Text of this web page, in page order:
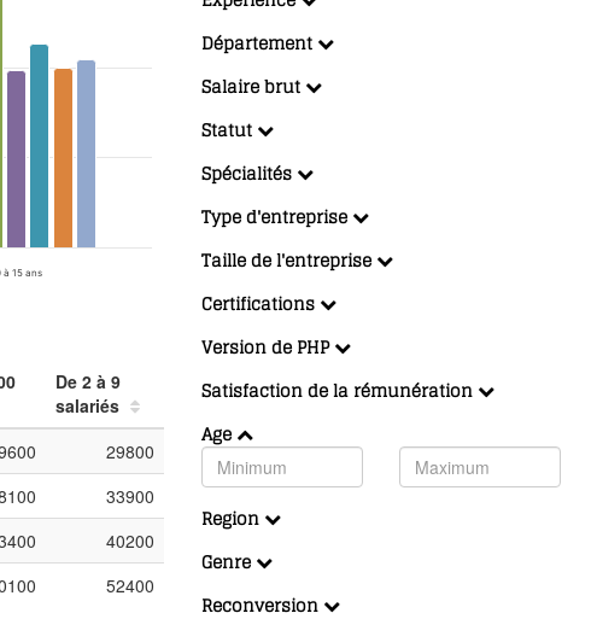
à 15 ans
De 2 à 9
salariés
29800
33900
40200
52400
Département
Salaire brut
Statut
Spécialités
Type d'entreprise
Taille de l'entreprise
Certifications
Version de PHP
Satisfaction de la rémunération
Age
Region
Genre
Reconversion